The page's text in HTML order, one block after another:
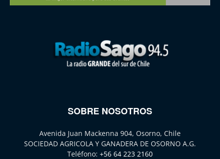
SOBRE NOSOTROS
Avenida Juan Mackenna 904, Osorno, Chile
SOCIEDAD AGRICOLA Y GANADERA DE OSORNO A.G.
Teléfono: +56 64 223 2160